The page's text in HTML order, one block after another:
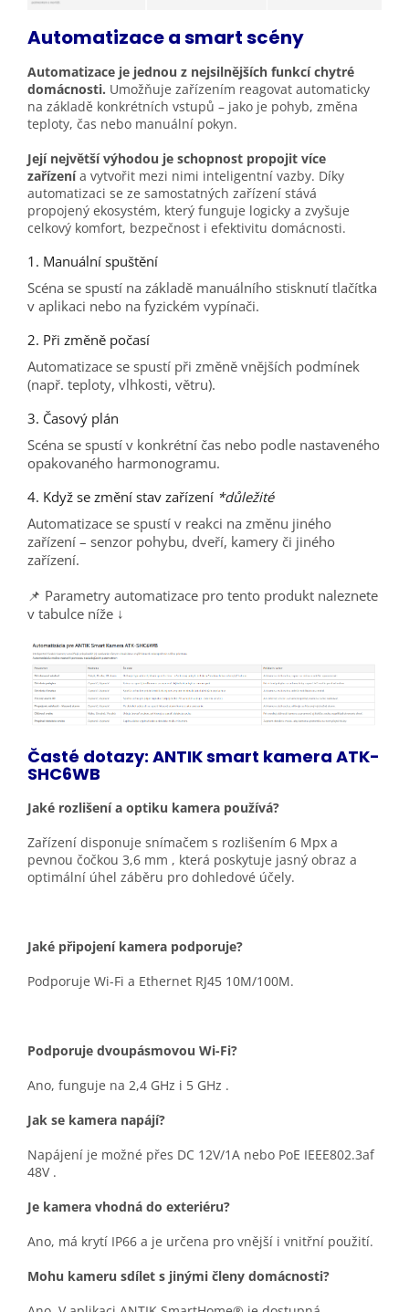
Automatizace a smartscény
Automatizace je jednou z nejsilnějších funkcí chytré
domácnosti. Umožňuje zařízením reagovat automaticky
na základě konkrétních vstupů – jako je pohyb, změna
teploty, čas nebo manuální pokyn.
Její největší výhodou je schopnost propojit více
zařízení a vytvořit mezi nimi inteligentní vazby. Díky
automatizaci se ze samostatných zařízení stává
propojený ekosystém, který funguje logicky a zvyšuje
celkový komfort, bezpečnost i efektivitu domácnosti.
1. Manuální spuštění
Scéna se spustí na základě manuálního stisknutí tlačítka
v aplikaci nebo na fyzickém vypínači.
2. Při změně počasí
Automatizace se spustí při změně vnějších podmínek
(např. teploty, vlhkosti, větru).
3. Časový plán
Scéna se spustí v konkrétní čas nebo podle nastaveného
opakovaného harmonogramu.
4. Když se změní stav zařízení *důležité
Automatizace se spustí v reakci na změnu jiného
zařízení – senzor pohybu, dveří, kamery či jiného
zařízení.
📌 Parametry automatizace pro tento produkt naleznete
v tabulce níže ↓
Časté dotazy: ANTIK smart kamera ATK-
SHC6WB
Jaké rozlišení a optiku kamera používá?
Zařízení disponuje snímačem s rozlišením 6 Mpx a
pevnou čočkou 3,6 mm , která poskytuje jasný obraz a
optimální úhel záběru pro dohledové účely.
Jaké připojení kamera podporuje?
Podporuje Wi-Fi a Ethernet RJ45 10M/100M.
Podporuje dvoupásmovou Wi-Fi?
Ano, funguje na 2,4 GHz i 5 GHz .
Jak se kamera napájí?
Napájení je možné přes DC 12V/1A nebo PoE IEEE802.3af
48V.
Je kamera vhodná do exteriéru?
Ano, má krytí IP66 a je určena pro vnější i vnitřní použití.
Mohu kameru sdílet s jinými členy domácnosti?